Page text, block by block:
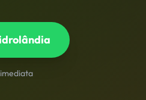
imediata